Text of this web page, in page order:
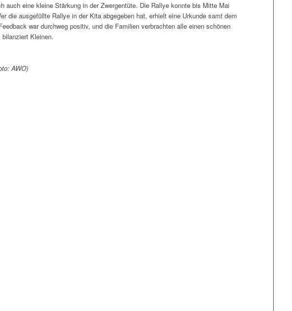
auch eine kleine Stärkung in der Zwergentüte. Die Rallye konnte bis Mitte Mai
die ausgefüllte Rallye in der Kita abgegeben hat, erhielt eine Urkunde samt dem
war durchweg positiv, und die Familien verbrachten alle einen schönen
bilanziert Kleinen.
AWO)